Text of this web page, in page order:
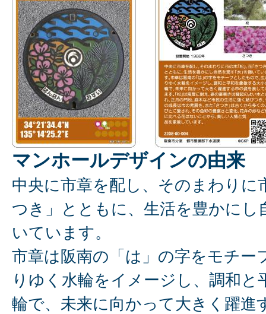
マンホールデザインの由来
中央に市章を配し、そのまわりに
つき」とともに、生活を豊かにし
いています。
市章は阪南の「は」の字をモチー
りゆく水輪をイメージし、調和と
輪で、未来に向かって大きく躍進